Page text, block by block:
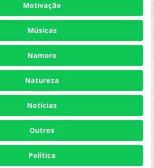
Motivação
Músicas
Namoro
Natureza
Notícias
Outros
Política